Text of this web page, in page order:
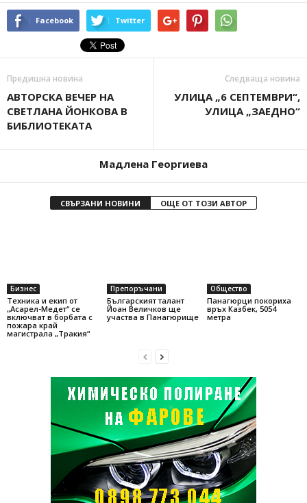
Facebook Twitter
Предишна новина
АВТОРСКА ВЕЧЕР НА
СВЕТЛАНА ЙОНКОВА В
БИБЛИОТЕКАТА
Следваща новина
УЛИЦА „6 СЕПТЕМВРИ“,
УЛИЦА „ЗАЕДНО“
Мадлена Георгиева
СВЪРЗАНИ НОВИНИ ОЩЕ ОТ ТОЗИ АВТОР
Бизнес
Техника и екип от
„Асарел-Медет“ се
включват в борбата с
пожара край
магистрала „Тракия“
Препоръчани
Българският талант
Йоан Величков ще
участва в Панагюрище
Общество
Панагюрци покориха
връх Казбек, 5054
метра